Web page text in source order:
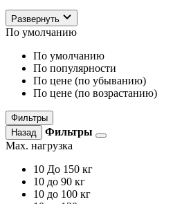
Развернуть
По умолчанию
По умолчанию
По популярности
По цене (по убыванию)
По цене (по возрастанию)
Фильтры
Назад
Фильтры
Max. нагрузка
10 До 150 кг
10 до 90 кг
10 до 100 кг